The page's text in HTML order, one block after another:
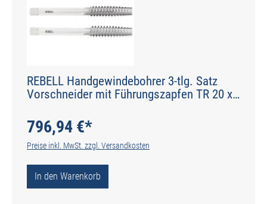
REBELL Handgewindebohrer 3-tlg. Satz
Vorschneider mit Führungszapfen TR 20 x
- Typ N
796,94 €*
Preise inkl. MwSt. zzgl. Versandkosten
In den Warenkorb